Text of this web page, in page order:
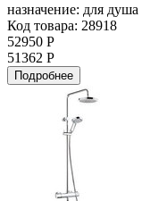
назначение: для душа
Код товара: 28918
52950 Р
51362 Р
Подробнее